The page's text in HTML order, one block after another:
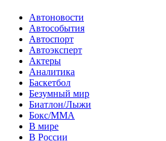
Автоновости
Автособытия
Автоспорт
Автоэксперт
Актеры
Аналитика
Баскетбол
Безумный мир
Биатлон/Лыжи
Бокс/MMA
В мире
В России